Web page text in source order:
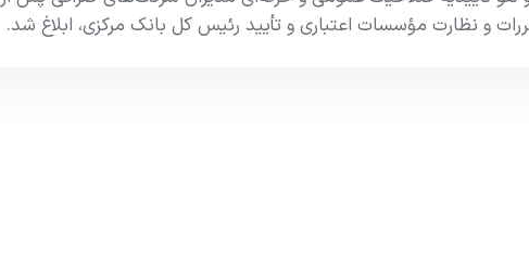
و نظارت مؤسسات اعتباری و تأیید رئیس کل بانک مرکزی، ابلاغ شد.